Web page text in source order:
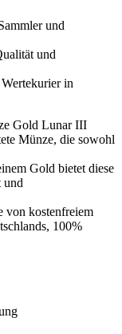
und
und
in
Gold Lunar III
Münze, die sowohl
Gold bietet diese
und
von kostenfreiem
100%